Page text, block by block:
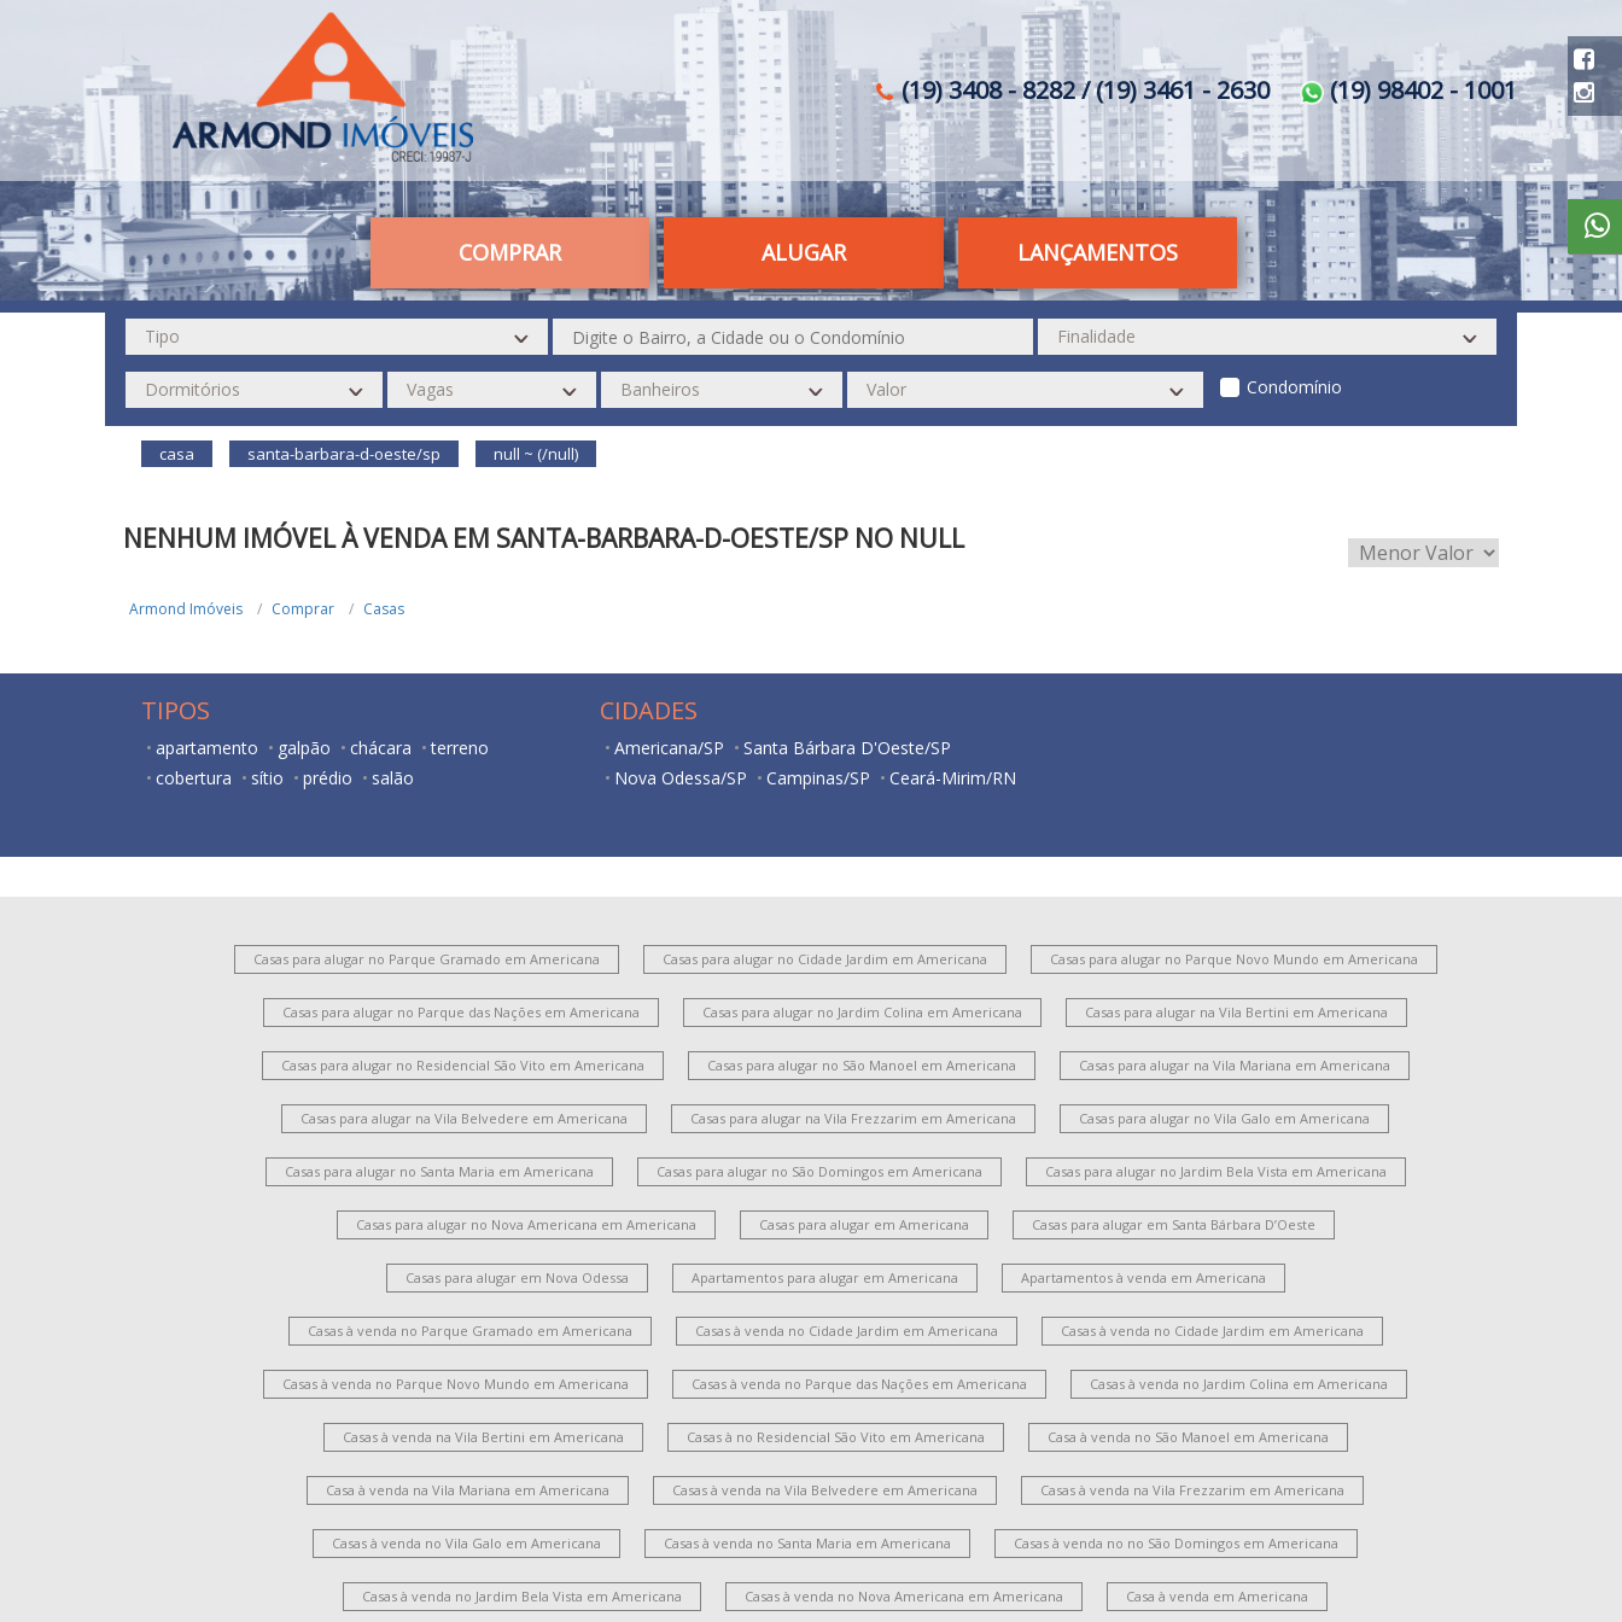
(19) 3408 - 8282 / (19) 3461 - 2630 (19) 98402 - 1001
COMPRAR ALUGAR LANÇAMENTOS
Condomínio
casa santa-barbara-d-oeste/sp null ~ (/null)
NENHUM IMÓVEL À VENDA EM SANTA-BARBARA-D-OESTE/SP NO NULL
Armond Imóveis Comprar Casas
TIPOS
apartamento galpão chácara
terreno
cobertura
sítio prédio salão
CIDADES
Americana/SP
Santa Bárbara D'Oeste/SP
Nova Odessa/SP
Campinas/SP Ceará-Mirim/RN
Casas para alugar no Parque Gramado em Americana Casas para alugar no Cidade Jardim em Americana Casas para alugar no Parque Novo Mundo em Americana
Casas para alugar no Parque das Nações em Americana Casas para alugar no Jardim Colina em Americana Casas para alugar na Vila Bertini em Americana
Casas para alugar no Residencial São Vito em Americana Casas para alugar no São Manoel em Americana Casas para alugar na Vila Mariana em Americana
Casas para alugar na Vila Belvedere em Americana Casas para alugar na Vila Frezzarim em Americana Casas para alugar no Vila Galo em Americana
Casas para alugar no Santa Maria em Americana Casas para alugar no São Domingos em Americana Casas para alugar no Jardim Bela Vista em Americana
Casas para alugar no Nova Americana em Americana Casas para alugar em Americana Casas para alugar em Santa Bárbara D’Oeste
Casas para alugar em Nova Odessa Apartamentos para alugar em Americana Apartamentos à venda em Americana
Casas à venda no Parque Gramado em Americana Casas à venda no Cidade Jardim em Americana Casas à venda no Cidade Jardim em Americana
Casas à venda no Parque Novo Mundo em Americana Casas à venda no Parque das Nações em Americana Casas à venda no Jardim Colina em Americana
Casas à venda na Vila Bertini em Americana Casas à no Residencial São Vito em Americana Casa à venda no São Manoel em Americana
Casa à venda na Vila Mariana em Americana Casas à venda na Vila Belvedere em Americana Casas à venda na Vila Frezzarim em Americana
Casas à venda no Vila Galo em Americana Casas à venda no Santa Maria em Americana Casas à venda no no São Domingos em Americana
Casas à venda no Jardim Bela Vista em Americana Casas à venda no Nova Americana em Americana Casa à venda em Americana